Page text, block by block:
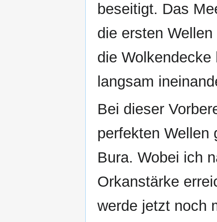
beseitigt. Das
die ersten
die
langsam
Bei dieser
perfekten Wellen
Bura. Wobei ich
Orkanstärke
werde jetzt noch